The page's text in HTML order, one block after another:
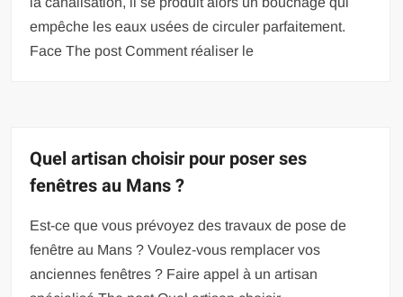
empêche les eaux usées de circuler parfaitement.
Face The post Comment réaliser le
Quel artisan choisir pour poser ses
fenêtres au Mans ?
Est-ce que vous prévoyez des travaux de pose de
fenêtre au Mans ? Voulez-vous remplacer vos
anciennes fenêtres ? Faire appel à un artisan